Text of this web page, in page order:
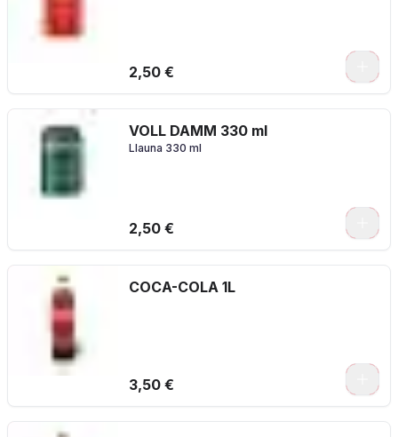
2,50 €
VOLL DAMM 330 ml
Llauna 330 ml
2,50 €
COCA-COLA 1L
3,50 €